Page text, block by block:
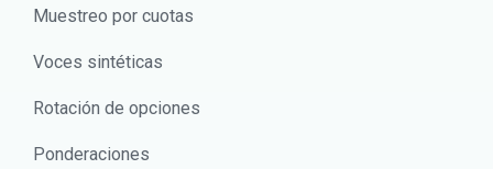
Muestreo por cuotas
Voces sintéticas
Rotación de opciones
Ponderaciones